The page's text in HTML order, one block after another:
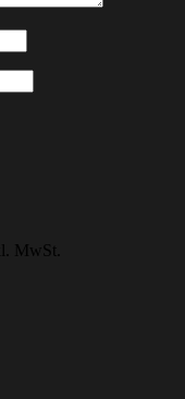
MwSt.